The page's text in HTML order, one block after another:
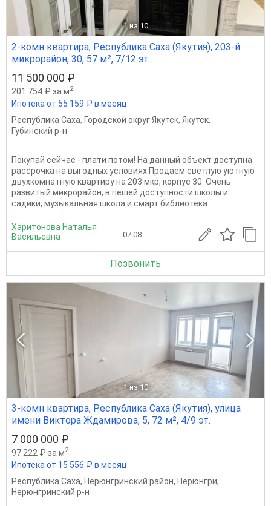
1 из 10
2-комн квартира, Республика Саха (Якутия), 203-й
микрорайон, 30, 57 м², 7/12 эт.
11 500 000 ₽
201 754 ₽ за м2
Ипотека от 55 159 ₽ в месяц
Республика Саха, Городской округ Якутск, Якутск,
Губинский р-н
Покупай сейчас - плати потом! На данный объект доступна
рассрочка на выгодных условиях Продаем светлую уютную
двухкомнатную квартиру на 203 мкр, корпус 30. Очень
развитый микрорайон, в пешей доступности школы и
садики, музыкальная школа и смарт библиотека....
Харитонова Наталья
Васильевна
07.08
Позвонить
1 из 10
3-комн квартира, Республика Саха (Якутия), улица
имени Виктора Ждамирова, 5, 72 м², 4/9 эт.
7 000 000 ₽
97 222 ₽ за м2
Ипотека от 15 556 ₽ в месяц
Республика Саха, Нерюнгринский район, Нерюнгри,
Нерюнгринский р-н